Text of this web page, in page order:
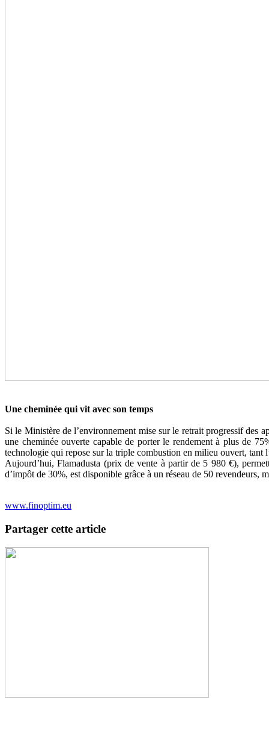
Une cheminée qui vit avec son temps
Si le Ministère de l’environnement mise sur le retrait progressif des
une cheminée ouverte capable de porter le rendement à plus de
technologie qui repose sur la triple combustion en milieu ouvert, tant
Aujourd’hui, Flamadusta (prix de vente à partir de 5 980 €),
d’impôt de 30%, est disponible grâce à un réseau de 50 revendeurs,
www.finoptim.eu
Partager cette article